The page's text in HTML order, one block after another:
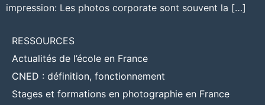
impression: Les photos corporate sont souvent la […]
RESSOURCES
Actualités de l’école en France
CNED : définition, fonctionnement
Stages et formations en photographie en France